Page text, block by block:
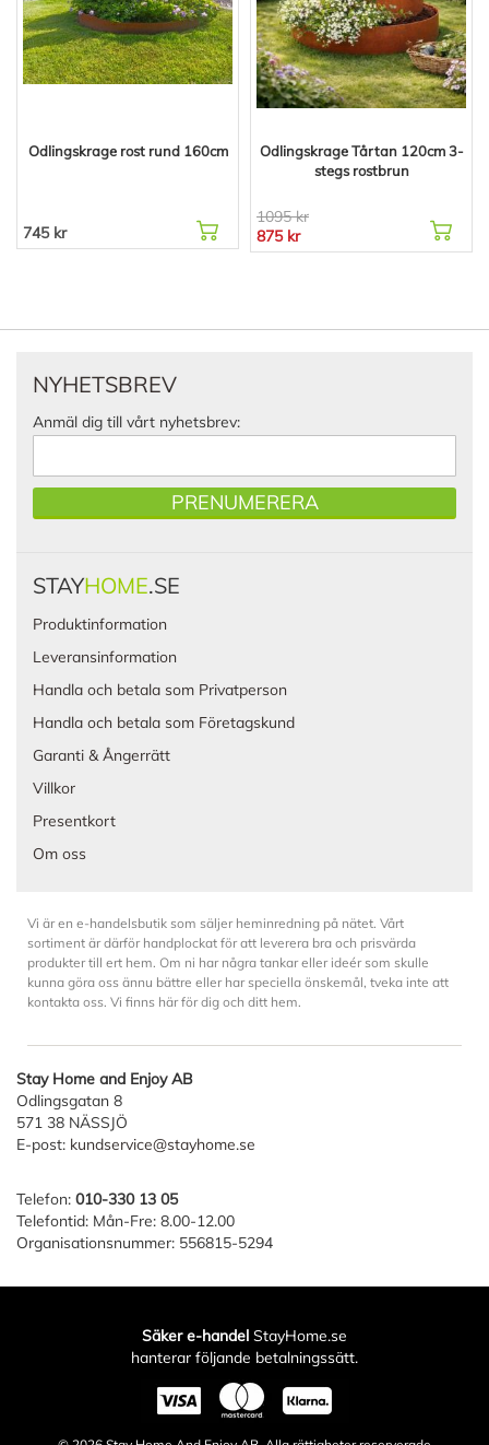
Odlingskrage rost rund 160cm
745 kr
Odlingskrage Tårtan 120cm 3-
stegs rostbrun
1095 kr
875 kr
NYHETSBREV
Anmäl dig till vårt nyhetsbrev:
PRENUMERERA
STAYHOME.SE
Produktinformation
Leveransinformation
Handla och betala som Privatperson
Handla och betala som Företagskund
Garanti & Ångerrätt
Villkor
Presentkort
Om oss
Vi är en e-handelsbutik som säljer heminredning på nätet. Vårt
sortiment är därför handplockat för att leverera bra och prisvärda
produkter till ert hem. Om ni har några tankar eller ideér som skulle
kunna göra oss ännu bättre eller har speciella önskemål, tveka inte att
kontakta oss. Vi finns här för dig och ditt hem.
Stay Home and Enjoy AB
Odlingsgatan 8
571 38 NÄSSJÖ
E-post: kundservice@stayhome.se
Telefon: 010-330 13 05
Telefontid: Mån-Fre: 8.00-12.00
Organisationsnummer: 556815-5294
Säker e-handel StayHome.se
hanterar följande betalningssätt.